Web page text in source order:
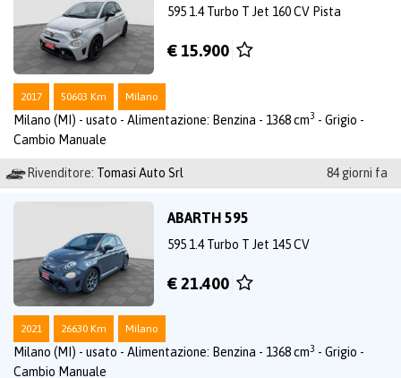
595 1.4 Turbo T Jet 160 CV Pista
€ 15.900
2017 50603 Km Milano
Milano (MI) - usato - Alimentazione: Benzina - 1368 cm3 - Grigio -
Cambio Manuale
Rivenditore: Tomasi Auto Srl 84 giorni fa
ABARTH 595
595 1.4 Turbo T Jet 145 CV
€ 21.400
2021 26630 Km Milano
Milano (MI) - usato - Alimentazione: Benzina - 1368 cm3 - Grigio -
Cambio Manuale